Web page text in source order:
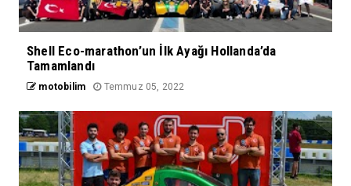
Shell Eco-marathon’un İlk Ayağı Hollanda’da
Tamamlandı
motobilim Temmuz 05, 2022